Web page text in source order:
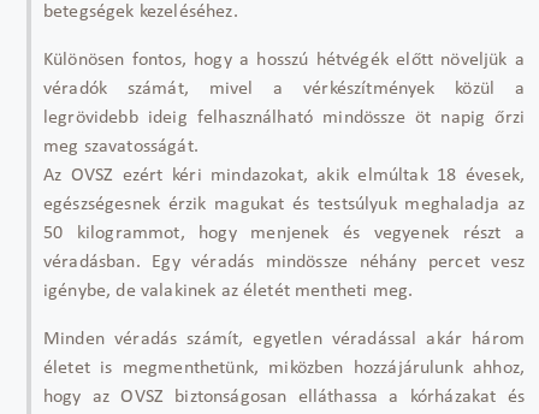
betegségek kezeléséhez.
Különösen fontos, hogy a hosszú hétvégék előtt növeljük a
véradók számát, mivel a vérkészítmények közül a
legrövidebb ideig felhasználható mindössze öt napig őrzi
meg szavatosságát.
Az OVSZ ezért kéri mindazokat, akik elmúltak 18 évesek,
egészségesnek érzik magukat és testsúlyuk meghaladja az
50 kilogrammot, hogy menjenek és vegyenek részt a
véradásban. Egy véradás mindössze néhány percet vesz
igénybe, de valakinek az életét mentheti meg.
Minden véradás számít, egyetlen véradással akár három
életet is megmenthetünk, miközben hozzájárulunk ahhoz,
hogy az OVSZ biztonságosan elláthassa a kórházakat és